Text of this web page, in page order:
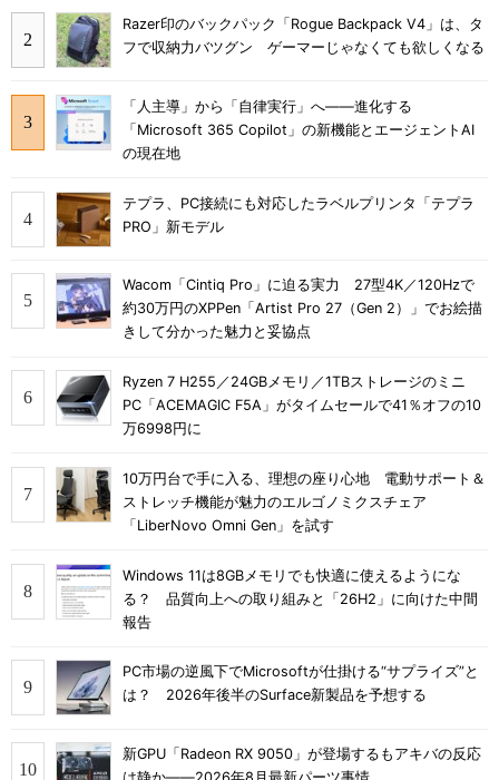
Razer印のバックパック「Rogue Backpack V4」は、タ
フで収納力バツグン ゲーマーじゃなくても欲しくなる
「人主導」から「自律実行」へ――進化する
「Microsoft 365 Copilot」の新機能とエージェントAI
の現在地
テプラ、PC接続にも対応したラベルプリンタ「テプラ
PRO」新モデル
Wacom「Cintiq Pro」に迫る実力 27型4K／120Hzで
約30万円のXPPen「Artist Pro 27（Gen 2）」でお絵描
きして分かった魅力と妥協点
Ryzen 7 H255／24GBメモリ／1TBストレージのミニ
PC「ACEMAGIC F5A」がタイムセールで41％オフの10
万6998円に
10万円台で手に入る、理想の座り心地 電動サポート＆
ストレッチ機能が魅力のエルゴノミクスチェア
「LiberNovo Omni Gen」を試す
Windows 11は8GBメモリでも快適に使えるようにな
る？ 品質向上への取り組みと「26H2」に向けた中間
報告
PC市場の逆風下でMicrosoftが仕掛ける“サプライズ”と
は？ 2026年後半のSurface新製品を予想する
新GPU「Radeon RX 9050」が登場するもアキバの反応